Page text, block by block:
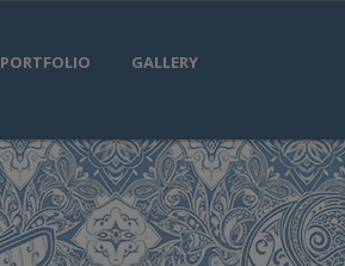
PORTFOLIO GALLERY